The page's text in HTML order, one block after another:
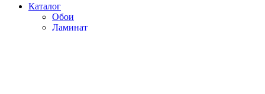
Каталог
Обои
Ламинат